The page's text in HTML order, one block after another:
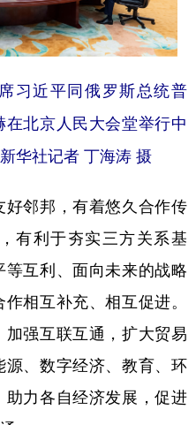
近平同俄罗斯总统普
北京人民大会堂举行中
新华社记者 丁海涛 摄
邻邦，有着悠久合作传
有利于夯实三方关系基
互利、面向未来的战略
相互补充、相互促进。
强互联互通，扩大贸易
、数字经济、教育、环
力各自经济发展，促进